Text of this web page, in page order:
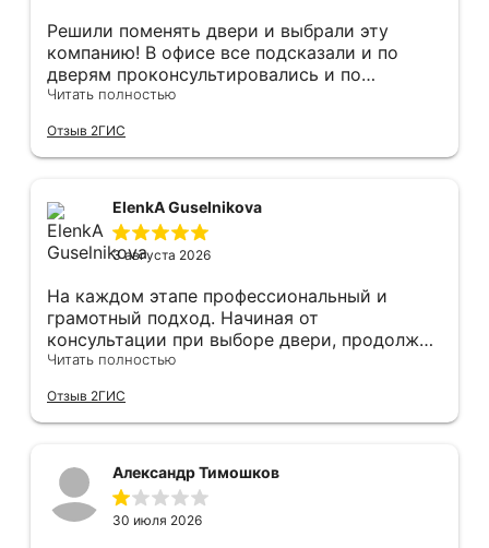
Решили поменять двери и выбрали эту
компанию! В офисе все подсказали и по
дверям проконсультировались и по
фурнитуре. Анастасия ответила на все
Монтаж быстро, качественно и аккуратно,
Сергея прямо рекомендую! С утра до
мусор убирает после монтажа. Рекомендую!
Читать полностью
Отзыв 2ГИС
ElenkA Guselnikova
3 августа 2026
На каждом этапе профессиональный и
грамотный подход. Начиная от
консультации при выборе двери, продолжая
оперативным замером, завершая быстрой и
оформление двери - отдельное спасибо!
Рекомендуем и планируем в дальнейшем, по
Читать полностью
Отзыв 2ГИС
Александр Тимошков
30 июля 2026